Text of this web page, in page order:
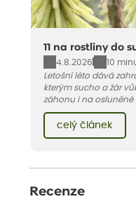
11 na rostliny do
4.8.2026
10
Letošní léto dává
kterým sucho a žár
záhonu i na osluněné
pro vás 11 tipů na
léto bez pravidelné
celý článek
Recenze